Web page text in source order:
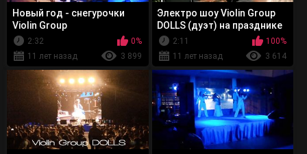
Новый год - снегурочки
Violin Group
DOLLS(скрипичное
новогоднее шоу)
2:32
0%
11 лет назад
3 899
Электро шоу Violin Group
DOLLS (дуэт) на празднике
2:11
100%
11 лет назад
3 614